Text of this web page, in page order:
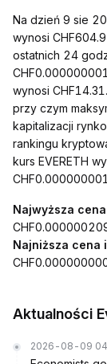
Na dzień 9 sie
wynosi
ostatnich 24
wynosi
przy czym
kapitalizacji
rankingu
kurs EVERETH
Najwyższa
Najniższa cena
Aktualności
2026-08-09